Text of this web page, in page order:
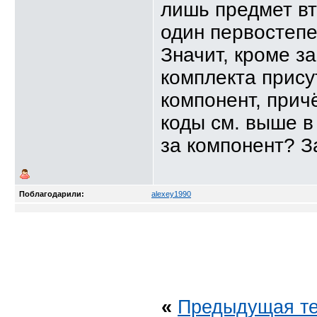
XELA76 Ну с
alexey1990
Тренер
I-P https://
I-P С
Тренер
лишь предмет
один
Значит, кроме
комплекта
компонент,
коды см. выше в
за компонент?
Поблагодарили: alexey1990
« Предыдущая